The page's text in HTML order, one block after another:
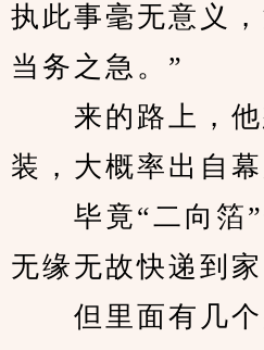
执此事毫无意义
当务之急。”
来的路上，他
装，大概率出自
毕竟“二向箔”
无缘无故快递到家
但里面有几个